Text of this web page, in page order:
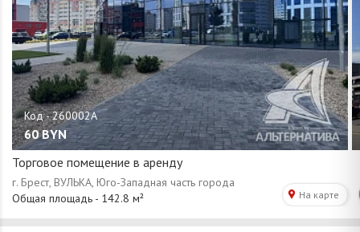
60 BYN
Торговое помещение в аренду